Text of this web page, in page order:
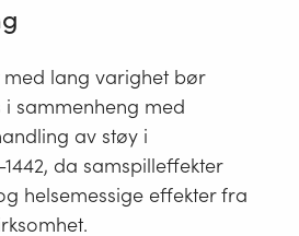
lang varighet bør
sammenheng med
av støy i
da samspilleffekter
helsemessige effekter fra